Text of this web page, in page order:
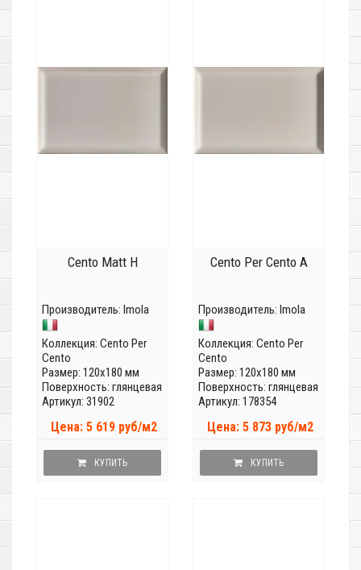
Cento Matt H
Производитель: Imola
Коллекция: Cento Per
Cento
Размер: 120x180 мм
Поверхность: глянцевая
Артикул: 31902
Цена: 5 619 руб/м2
КУПИТЬ
Cento Per Cento A
Производитель: Imola
Коллекция: Cento Per
Cento
Размер: 120x180 мм
Поверхность: глянцевая
Артикул: 178354
Цена: 5 873 руб/м2
КУПИТЬ